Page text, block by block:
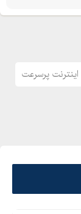
اینترنت پرسرعت